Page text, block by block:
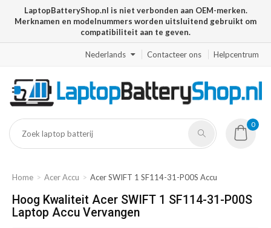
LaptopBatteryShop.nl is niet verbonden aan OEM-merken.
Merknamen en modelnummers worden uitsluitend gebruikt om
compatibiliteit aan te geven.
Nederlands Contacteer ons Helpcentrum
0
Home Acer Accu Acer SWIFT 1 SF114-31-P00S Accu
Hoog Kwaliteit Acer SWIFT 1 SF114-31-P00S
Laptop Accu Vervangen